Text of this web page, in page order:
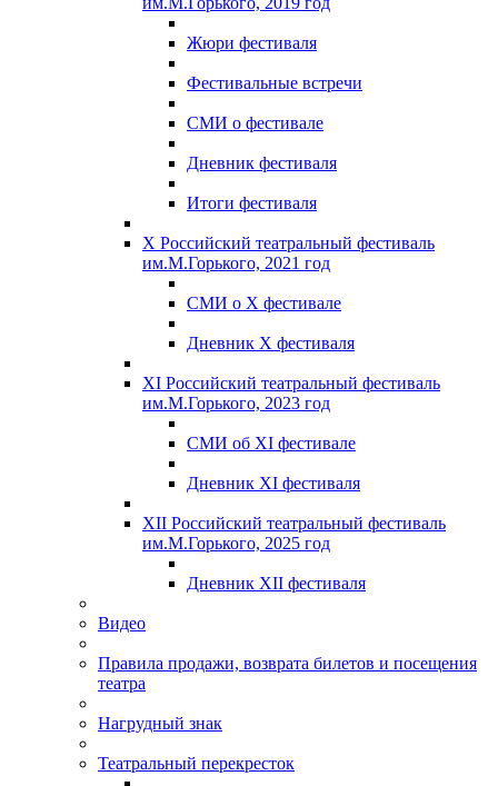
Жюри фестиваля
Фестивальные встречи
СМИ о фестивале
Дневник фестиваля
Итоги фестиваля
X Российский театральный фестиваль
им.М.Горького, 2021 год
СМИ о X фестивале
Дневник X фестиваля
XI Российский театральный фестиваль
им.М.Горького, 2023 год
СМИ об XI фестивале
Дневник XI фестиваля
XII Российский театральный фестиваль
им.М.Горького, 2025 год
Дневник XII фестиваля
Видео
Правила продажи, возврата билетов и посещения
театра
Нагрудный знак
Театральный перекресток